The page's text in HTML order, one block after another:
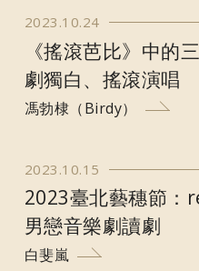
2023.10.24
《搖滾芭比》中的
劇獨白、搖滾演唱
馮勃棣（Birdy）
2023.10.15
2023臺北藝穗節
男戀音樂劇讀劇
白斐嵐